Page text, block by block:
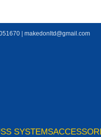
makedonltd@gmail.com
SYSTEMS